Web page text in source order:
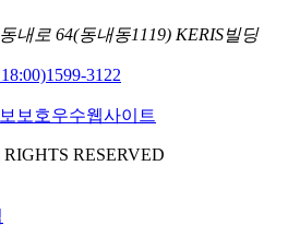
내로 64(동내동1119) KERIS빌딩
1599-3122
RESERVED